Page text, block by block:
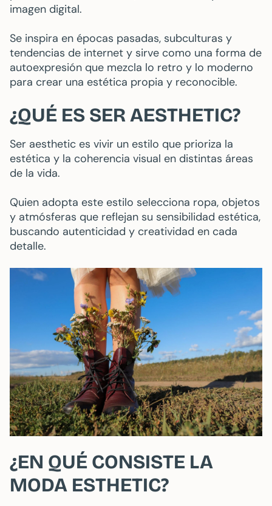
imagen digital.
Se inspira en épocas pasadas, subculturas y
tendencias de internet y sirve como una forma de
autoexpresión que mezcla lo retro y lo moderno
para crear una estética propia y reconocible.
¿QUÉ ES SER AESTHETIC?
Ser aesthetic es vivir un estilo que prioriza la
estética y la coherencia visual en distintas áreas
de la vida.
Quien adopta este estilo selecciona ropa, objetos
y atmósferas que reflejan su sensibilidad estética,
buscando autenticidad y creatividad en cada
detalle.
¿EN QUÉ CONSISTE LA
MODA ESTHETIC?